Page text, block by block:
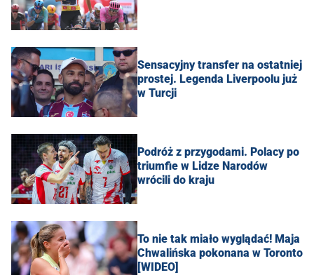
Sensacyjny transfer na ostatniej
prostej. Legenda Liverpoolu już
w Turcji
Podróż z przygodami. Polacy po
triumfie w Lidze Narodów
wrócili do kraju
To nie tak miało wyglądać! Maja
Chwalińska pokonana w Toronto
[WIDEO]